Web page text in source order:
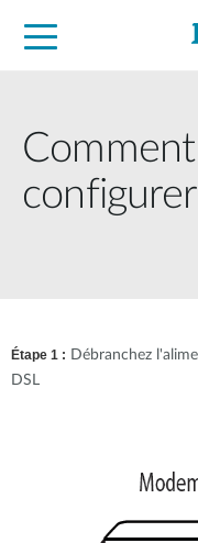
Étape 1 : Débranchez
DSL